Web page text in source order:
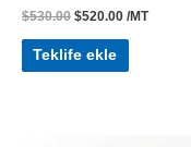
$530.00 $520.00 /MT
Teklife ekle